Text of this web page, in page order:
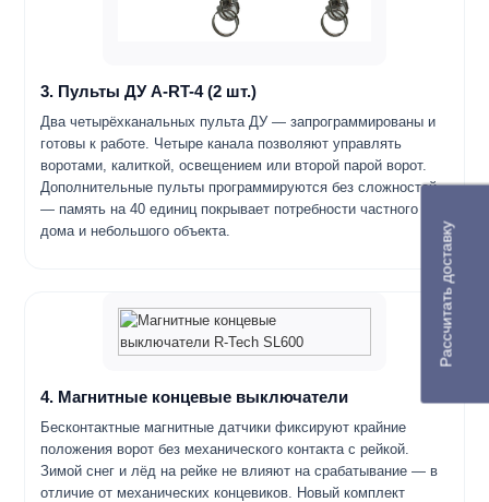
3. Пульты ДУ A-RT-4 (2 шт.)
Два четырёхканальных пульта ДУ — запрограммированы и
готовы к работе. Четыре канала позволяют управлять
воротами, калиткой, освещением или второй парой ворот.
Дополнительные пульты программируются без сложностей
— память на 40 единиц покрывает потребности частного
дома и небольшого объекта.
4. Магнитные концевые выключатели
Бесконтактные магнитные датчики фиксируют крайние
положения ворот без механического контакта с рейкой.
Зимой снег и лёд на рейке не влияют на срабатывание — в
отличие от механических концевиков. Новый комплект
Рассчитать доставку